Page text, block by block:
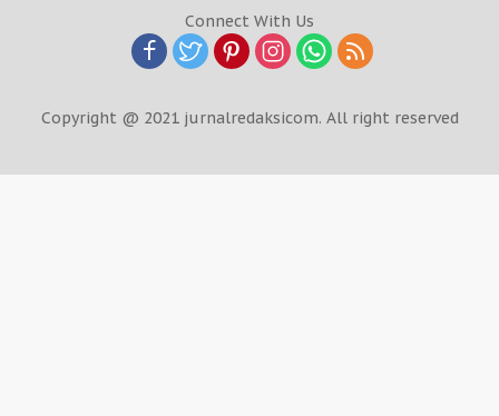
Connect With Us
Copyright @ 2021 jurnalredaksicom. All right reserved